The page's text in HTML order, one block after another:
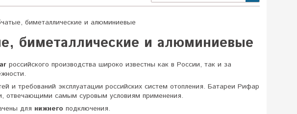
биметаллические и алюминиевые
биметаллические и алюминиевые
российского производства широко известны как в России, так и за
и требований эксплуатации российских систем отопления. Батареи Рифар
отвечающими самым суровым условиям применения.
для нижнего подключения.